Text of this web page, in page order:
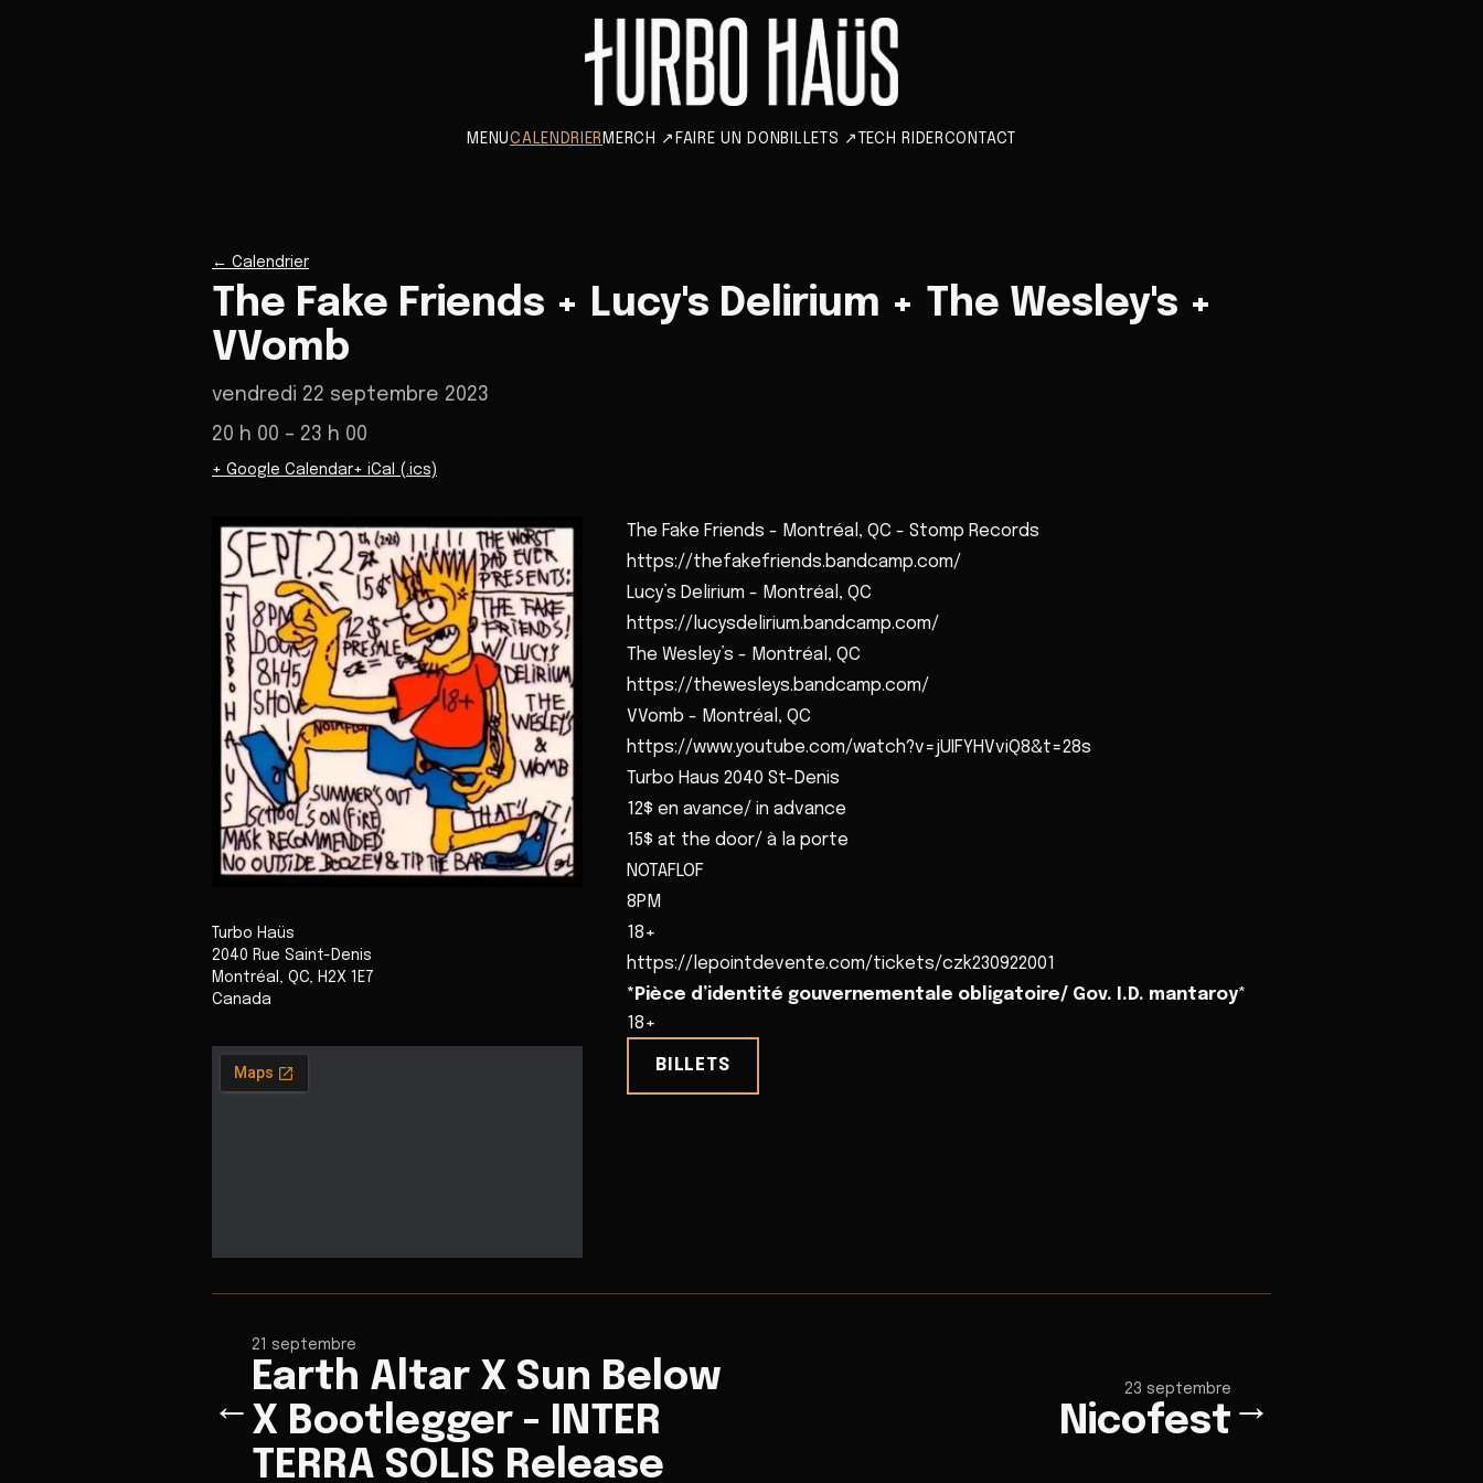
MENUCALENDRIER MERCH ↗ FAIRE UN DON BILLETS ↗ TECH RIDERCONTACT
← Calendrier
The Fake Friends + Lucy's Delirium + The Wesley's +
VVomb
vendredi 22 septembre 2023
20 h 00 – 23 h 00
+ Google Calendar+ iCal (.ics)
Turbo Haüs
2040 Rue Saint-Denis
Montréal , QC, H2X 1E7
Canada
The Fake Friends - Montréal, QC - Stomp Records
https://thefakefriends.bandcamp.com/
Lucy’s Delirium - Montréal, QC
https://lucysdelirium.bandcamp.com/
The Wesley’s - Montréal, QC
https://thewesleys.bandcamp.com/
VVomb - Montréal, QC
https://www.youtube.com/watch?v=jUIFYHVviQ8&t=28s
Turbo Haus 2040 St-Denis
12$ en avance/ in advance
15$ at the door/ à la porte
NOTAFLOF
8PM
18+
https://lepointdevente.com/tickets/czk230922001
*Pièce d’identité gouvernementale obligatoire/ Gov. I.D. mantaroy*
18+
BILLETS
←
21 septembre
Earth Altar X Sun Below
X Bootlegger - INTER
TERRA SOLIS Release
23 septembre
Nicofest →